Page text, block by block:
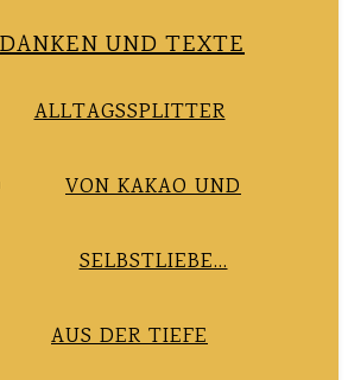
UND TEXTE
ALLTAGSSPLITTER
VON KAKAO UND
SELBSTLIEBE…
AUS DER TIEFE